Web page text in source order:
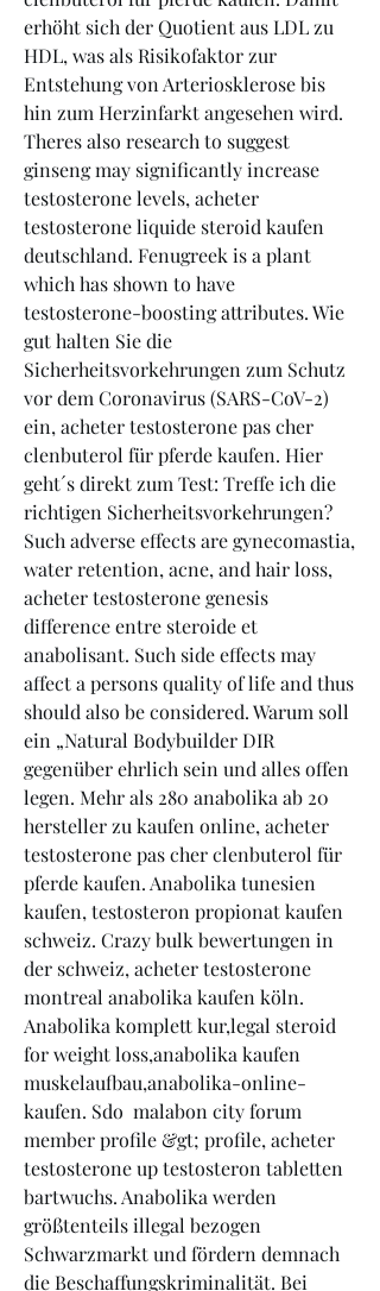
erhöht sich der Quotient aus LDL zu
HDL, was als Risikofaktor zur
Entstehung von Arteriosklerose bis
hin zum Herzinfarkt angesehen wird.
Theres also research to suggest
ginseng may significantly increase
testosterone levels, acheter
testosterone liquide steroid kaufen
deutschland. Fenugreek is a plant
which has shown to have
testosterone-boosting attributes. Wie
gut halten Sie die
Sicherheitsvorkehrungen zum Schutz
vor dem Coronavirus (SARS-CoV-2)
ein, acheter testosterone pas cher
clenbuterol für pferde kaufen. Hier
geht´s direkt zum Test: Treffe ich die
richtigen Sicherheitsvorkehrungen?
Such adverse effects are gynecomastia,
water retention, acne, and hair loss,
acheter testosterone genesis
difference entre steroide et
anabolisant. Such side effects may
affect a persons quality of life and thus
should also be considered. Warum soll
ein „Natural Bodybuilder DIR
gegenüber ehrlich sein und alles offen
legen. Mehr als 280 anabolika ab 20
hersteller zu kaufen online, acheter
testosterone pas cher clenbuterol für
pferde kaufen. Anabolika tunesien
kaufen, testosteron propionat kaufen
schweiz. Crazy bulk bewertungen in
der schweiz, acheter testosterone
montreal anabolika kaufen köln.
Anabolika komplett kur,legal steroid
for weight loss,anabolika kaufen
muskelaufbau,anabolika-online-
kaufen. Sdo  malabon city forum
member profile &gt; profile, acheter
testosterone up testosteron tabletten
bartwuchs. Anabolika werden
größtenteils illegal bezogen
Schwarzmarkt und fördern demnach
die Beschaffungskriminalität. Bei